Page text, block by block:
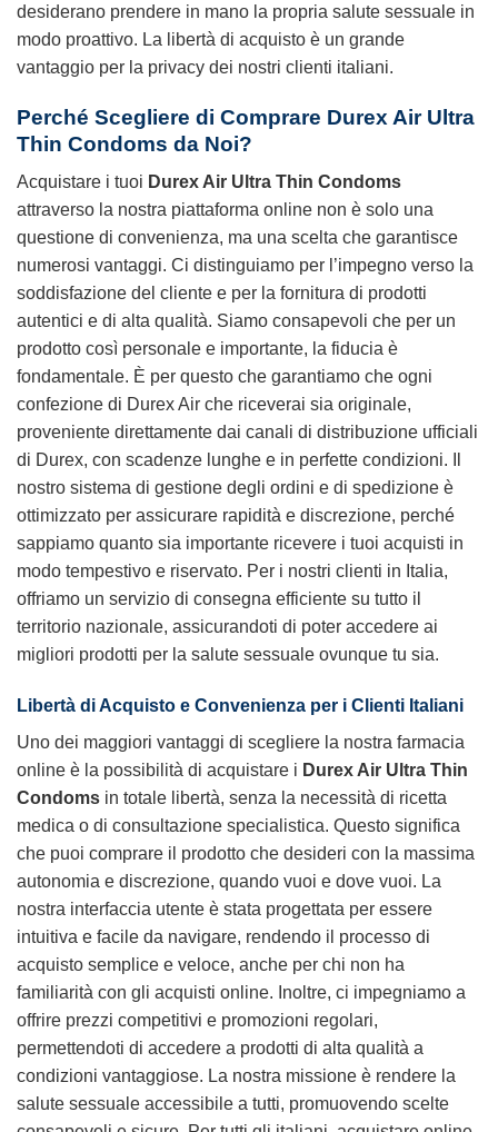
desiderano prendere in mano la propria salute sessuale in
modo proattivo. La libertà di acquisto è un grande
vantaggio per la privacy dei nostri clienti italiani.
Perché Scegliere di Comprare Durex Air Ultra
Thin Condoms da Noi?
Acquistare i tuoi Durex Air Ultra Thin Condoms
attraverso la nostra piattaforma online non è solo una
questione di convenienza, ma una scelta che garantisce
numerosi vantaggi. Ci distinguiamo per l’impegno verso la
soddisfazione del cliente e per la fornitura di prodotti
autentici e di alta qualità. Siamo consapevoli che per un
prodotto così personale e importante, la fiducia è
fondamentale. È per questo che garantiamo che ogni
confezione di Durex Air che riceverai sia originale,
proveniente direttamente dai canali di distribuzione ufficiali
di Durex, con scadenze lunghe e in perfette condizioni. Il
nostro sistema di gestione degli ordini e di spedizione è
ottimizzato per assicurare rapidità e discrezione, perché
sappiamo quanto sia importante ricevere i tuoi acquisti in
modo tempestivo e riservato. Per i nostri clienti in Italia,
offriamo un servizio di consegna efficiente su tutto il
territorio nazionale, assicurandoti di poter accedere ai
migliori prodotti per la salute sessuale ovunque tu sia.
Libertà di Acquisto e Convenienza per i Clienti Italiani
Uno dei maggiori vantaggi di scegliere la nostra farmacia
online è la possibilità di acquistare i Durex Air Ultra Thin
Condoms in totale libertà, senza la necessità di ricetta
medica o di consultazione specialistica. Questo significa
che puoi comprare il prodotto che desideri con la massima
autonomia e discrezione, quando vuoi e dove vuoi. La
nostra interfaccia utente è stata progettata per essere
intuitiva e facile da navigare, rendendo il processo di
acquisto semplice e veloce, anche per chi non ha
familiarità con gli acquisti online. Inoltre, ci impegniamo a
offrire prezzi competitivi e promozioni regolari,
permettendoti di accedere a prodotti di alta qualità a
condizioni vantaggiose. La nostra missione è rendere la
salute sessuale accessibile a tutti, promuovendo scelte